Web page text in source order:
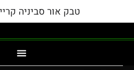
טבק אור סביניה קריית ביאליק